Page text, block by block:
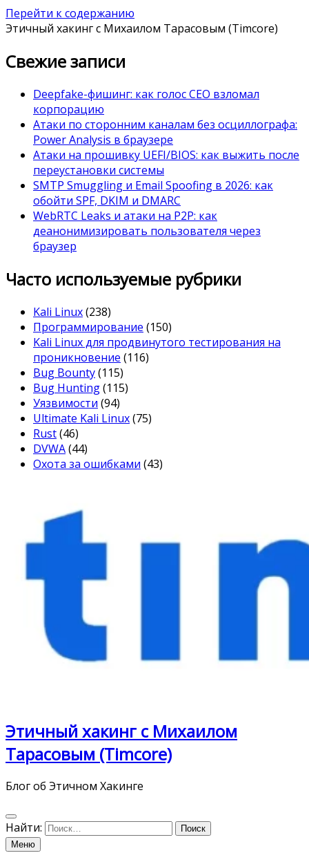
Перейти к содержанию
Этичный хакинг с Михаилом Тарасовым (Timcore)
Свежие записи
Deepfake-фишинг: как голос CEO взломал
корпорацию
Атаки по сторонним каналам без осциллографа:
Power Analysis в браузере
Атаки на прошивку UEFI/BIOS: как выжить после
переустановки системы
SMTP Smuggling и Email Spoofing в 2026: как
обойти SPF, DKIM и DMARC
WebRTC Leaks и атаки на P2P: как
деанонимизировать пользователя через
браузер
Часто используемые рубрики
Kali Linux(238)
Программирование (150)
Kali Linux для продвинутого тестирования на
проникновение (116)
Bug Bounty(115)
Bug Hunting(115)
Уязвимости (94)
Ultimate Kali Linux(75)
Rust(46)
DVWA(44)
Охота за ошибками (43)
Этичный хакинг с Михаилом
Тарасовым (Timcore)
Блог об Этичном Хакинге
Найти:
Меню